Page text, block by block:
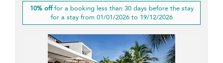
10% offfor a booking less than 30 days before the stay
for a stay from 01/01/2026 to 19/12/2026